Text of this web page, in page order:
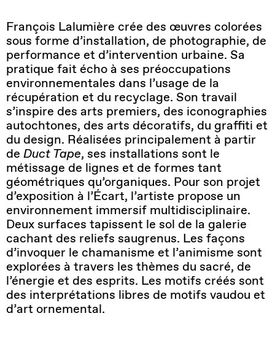
François Lalumière crée des œuvres colorées
sous forme d’installation, de photographie, de
performance et d’intervention urbaine. Sa
pratique fait écho à ses préoccupations
environnementales dans l’usage de la
récupération et du recyclage. Son travail
s’inspire des arts premiers, des iconographies
autochtones, des arts décoratifs, du graffiti et
du design. Réalisées principalement à partir
de Duct Tape, ses installations sont le
métissage de lignes et de formes tant
géométriques qu’organiques. Pour son projet
d’exposition à l’Écart, l’artiste propose un
environnement immersif multidisciplinaire.
Deux surfaces tapissent le sol de la galerie
cachant des reliefs saugrenus. Les façons
d’invoquer le chamanisme et l’animisme sont
explorées à travers les thèmes du sacré, de
l’énergie et des esprits. Les motifs créés sont
des interprétations libres de motifs vaudou et
d’art ornemental.